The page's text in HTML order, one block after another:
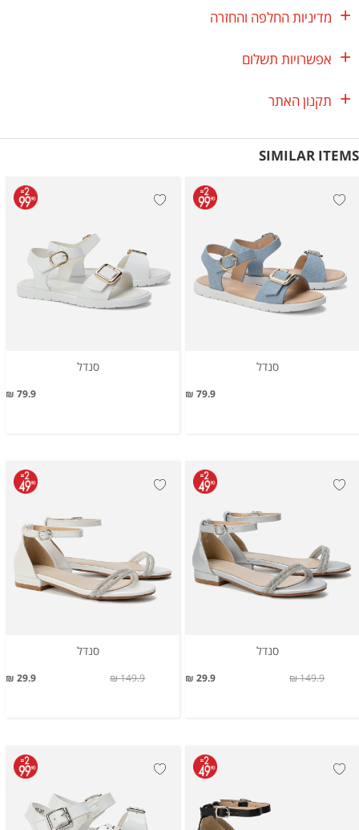
מדיניות החלפה והחזרה
אפשרויות תשלום
תקנון האתר
SIMILAR ITEMS
סנדל
79.9 ₪
סנדל
79.9 ₪
סנדל
29.9 ₪ 149.9 ₪
סנדל
29.9 ₪ 149.9 ₪